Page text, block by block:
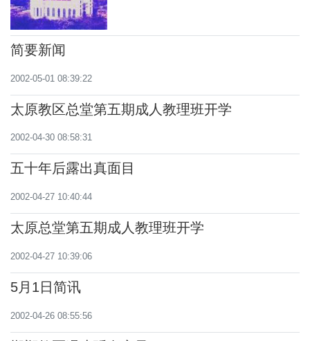
简要新闻
2002-05-01 08:39:22
太原教区总堂第五期成人教理班开学
2002-04-30 08:58:31
五十年后露出真面目
2002-04-27 10:40:44
太原总堂第五期成人教理班开学
2002-04-27 10:39:06
5月1日简讯
2002-04-26 08:55:56